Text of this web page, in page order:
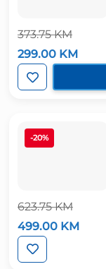
373.75KM
Izvorna
cijena
bila
je:
299.00 KM
-20%
623.75KM
Izvorna
cijena
bila
je:
499.00 KM